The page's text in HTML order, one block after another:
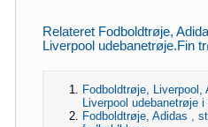
Relateret Fodboldtrøje,
Liverpool udebanetrøje.Fin
Fodboldtrøje, Liverpool,
Liverpool udebanetrøje
Fodboldtrøje, Adidas ,